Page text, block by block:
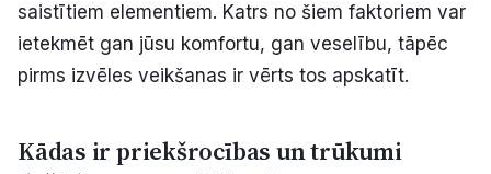
Kontakti
Ziņo redakcijai
Facebook Instagram YouTube
saistītiem elementiem. Katrs no šiem faktoriem var
ietekmēt gan jūsu komfortu, gan veselību, tāpēc
pirms izvēles veikšanas ir vērts tos apskatīt.
Kādas ir priekšrocības un trūkumi